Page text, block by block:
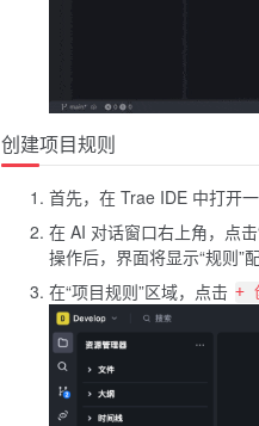
创建项目规则
首先，在 Trae IDE 中打开一
在 AI 对话窗口右上角，点击
操作后，界面将显示“规则”
在“项目规则”区域，点击 +